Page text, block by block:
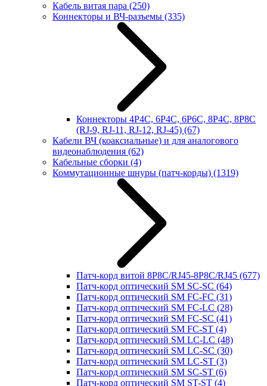
Кабель витая пара (250)
Коннекторы и ВЧ-разъемы (335)
Коннекторы 4P4C, 6P4C, 6P6C, 8P4C, 8P8C
(RJ-9, RJ-11, RJ-12, RJ-45) (67)
Кабели ВЧ (коаксиальные) и для аналогового
видеонаблюдения (62)
Кабельные сборки (4)
Коммутационные шнуры (патч-корды) (1319)
Патч-корд витой 8P8C/RJ45-8P8C/RJ45 (677)
Патч-корд оптический SM SC-SC (64)
Патч-корд оптический SM FC-FC (31)
Патч-корд оптический SM FC-LC (28)
Патч-корд оптический SM FC-SC (41)
Патч-корд оптический SM FC-ST (4)
Патч-корд оптический SM LC-LC (48)
Патч-корд оптический SM LC-SC (30)
Патч-корд оптический SM LC-ST (3)
Патч-корд оптический SM SC-ST (6)
Патч-корд оптический SM ST-ST (4)